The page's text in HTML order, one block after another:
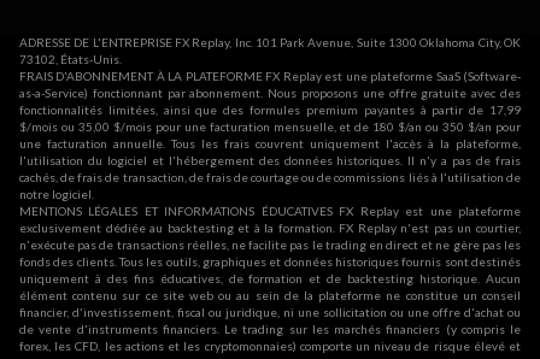
ADRESSE DE L'ENTREPRISE FX Replay, Inc. 101 Park Avenue, Suite 1300 Oklahoma City, OK
73102, États-Unis.
FRAIS D'ABONNEMENT À LA PLATEFORME FX Replay est une plateforme SaaS (Software-
as-a-Service) fonctionnant par abonnement. Nous proposons une offre gratuite avec des
fonctionnalités limitées, ainsi que des formules premium payantes à partir de 17,99
$/mois ou 35,00 $/mois pour une facturation mensuelle, et de 180 $/an ou 350 $/an pour
une facturation annuelle. Tous les frais couvrent uniquement l'accès à la plateforme,
l'utilisation du logiciel et l'hébergement des données historiques. Il n'y a pas de frais
cachés, de frais de transaction, de frais de courtage ou de commissions liés à l'utilisation de
notre logiciel.
MENTIONS LÉGALES ET INFORMATIONS ÉDUCATIVES FX Replay est une plateforme
exclusivement dédiée au backtesting et à la formation. FX Replay n'est pas un courtier,
n'exécute pas de transactions réelles, ne facilite pas le trading en direct et ne gère pas les
fonds des clients. Tous les outils, graphiques et données historiques fournis sont destinés
uniquement à des fins éducatives, de formation et de backtesting historique. Aucun
élément contenu sur ce site web ou au sein de la plateforme ne constitue un conseil
financier, d'investissement, fiscal ou juridique, ni une sollicitation ou une offre d'achat ou
de vente d'instruments financiers. Le trading sur les marchés financiers (y compris le
forex, les CFD, les actions et les cryptomonnaies) comporte un niveau de risque élevé et